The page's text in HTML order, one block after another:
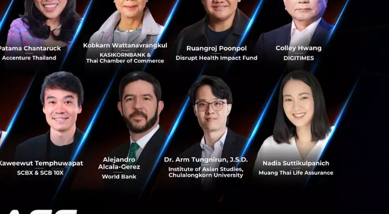
ลูกค้าที่เป็นคู่รักกัน แต่ทั้งสองฝ่ายต่างไปขอคำปรึกษาจาก
ของตัวเอง ผลคือ เอไอกลับยืนยันมุมมองของแต่ละฝ่าย จนทั้งคู่
ะเลาะรุนแรงขึ้นกว่าเดิม
นการตัดขาดจากเอไอ แต่เป็นการช่วยให้ผู้ใช้เข้าใจว่า Chatbot
ต่อความคิดหรือพฤติกรรมของตัวเองแบบไหนบ้าง เธอเรียก
หรือการเรียนรู้เท่าทันความใกล้ชิดทางอารมณ์กับเอไอ
ส่วนตัว’ ว่าจะใช้เอไอในรูปแบบไหน และสังเกตว่ามันกำลัง
อไม่ รวมถึงการทำกิจกรรมที่เธอเรียกว่า ‘Analog Gym’ หรือ
อฟื้นฟูความมั่นใจในการพูดคุยและใช้ชีวิตร่วมกับผู้อื่น
และ Anthropic จะเริ่มเพิ่มระบบดูแลผู้ใช้งาน เช่น การแจ้ง
อบสนองต่อผู้ที่มีภาวะวิกฤตด้านสุขภาพจิต แต่ผู้เชี่ยวชาญ
สู่ยุคที่ต้องมีคนทำหน้าที่อยู่ตรงกลางระหว่าง ‘เทคโนโลยี’ และ